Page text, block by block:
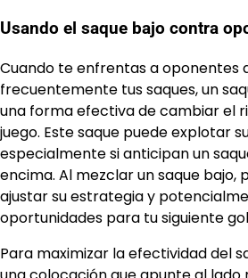
Usando el saque bajo contra
Cuando te enfrentas a oponentes
frecuentemente tus saques, un
una forma efectiva de cambiar el
juego. Este saque puede explotar
especialmente si anticipan un
encima. Al mezclar un saque bajo,
ajustar su estrategia y
oportunidades para tu siguiente
Para maximizar la efectividad del